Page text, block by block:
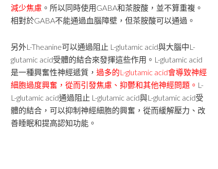
減少焦慮 。所以同時使用GABA和茶胺酸，並不算重複。
相對於GABA不能通過血腦障壁，但茶胺酸可以通過。
另外L-Theanine可以通過阻止 L-glutamic acid與大腦中L-
glutamic acid受體的結合來發揮這些作用。L-glutamic acid
是一種興奮性神經遞質，過多的L-glutamic acid會導致神經
細胞過度興奮，從而引發焦慮、抑鬱和其他神經問題。 L-
L-glutamic acid通過阻止 L-glutamic acid與L-glutamic acid受
體的結合，可以抑制神經細胞的興奮，從而緩解壓力、改
善睡眠和提高認知功能。